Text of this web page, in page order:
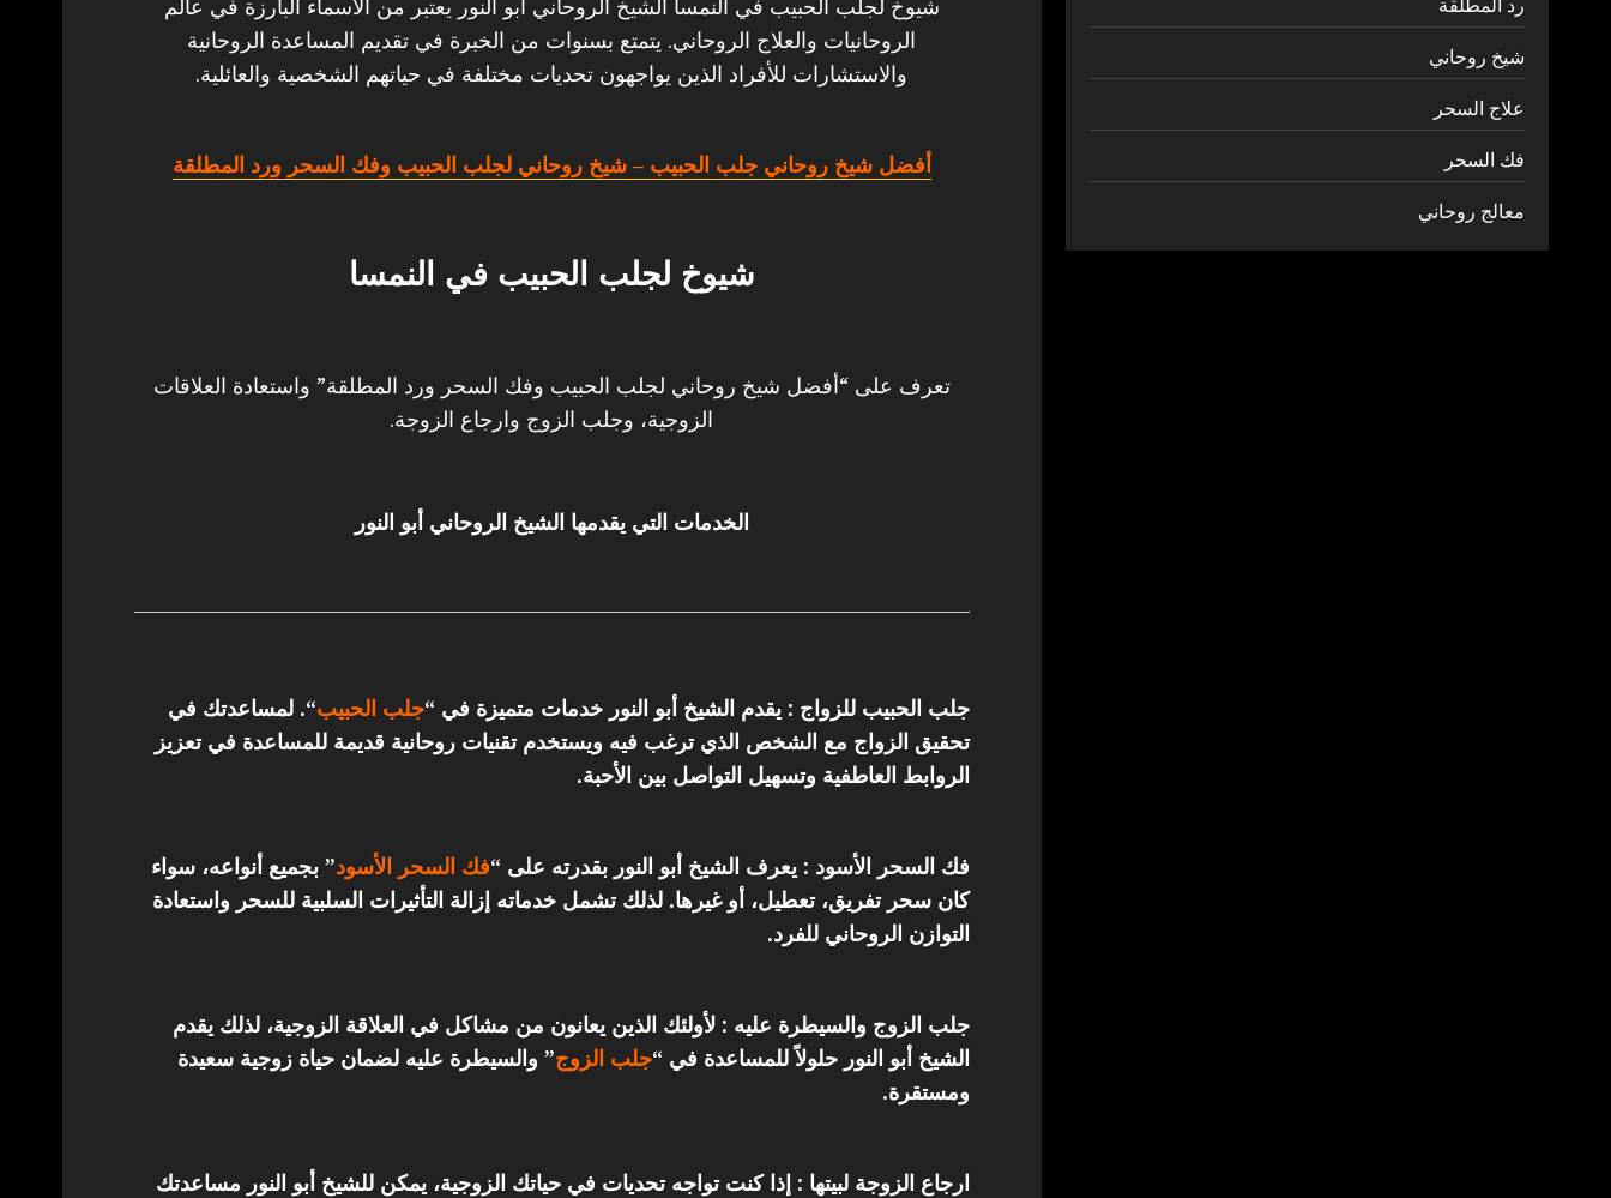
شيوخ لجلب الحبيب في النمسا الشيخ الروحاني أبو النور يعتبر من الأسماء البارزة في عالم
الروحانيات والعلاج الروحاني. يتمتع بسنوات من الخبرة في تقديم المساعدة الروحانية
والاستشارات للأفراد الذين يواجهون تحديات مختلفة في حياتهم الشخصية والعائلية.
أفضل شيخ روحاني جلب الحبيب – شيخ روحاني لجلب الحبيب وفك السحر ورد المطلقة
شيوخ لجلب الحبيب في النمسا
تعرف على “أفضل شيخ روحاني لجلب الحبيب وفك السحر ورد المطلقة” واستعادة العلاقات
الزوجية، وجلب الزوج وارجاع الزوجة.
الخدمات التي يقدمها الشيخ الروحاني أبو النور
جلب الحبيب للزواج : يقدم الشيخ أبو النور خدمات متميزة في “جلب الحبيب“. لمساعدتك في
تحقيق الزواج مع الشخص الذي ترغب فيه ويستخدم تقنيات روحانية قديمة للمساعدة في تعزيز
الروابط العاطفية وتسهيل التواصل بين الأحبة.
فك السحر الأسود : يعرف الشيخ أبو النور بقدرته على “فك السحر الأسود” بجميع أنواعه، سواء
كان سحر تفريق، تعطيل، أو غيرها. لذلك تشمل خدماته إزالة التأثيرات السلبية للسحر واستعادة
التوازن الروحاني للفرد.
جلب الزوج والسيطرة عليه : لأولئك الذين يعانون من مشاكل في العلاقة الزوجية، لذلك يقدم
الشيخ أبو النور حلولاً للمساعدة في “جلب الزوج” والسيطرة عليه لضمان حياة زوجية سعيدة
ومستقرة.
ارجاع الزوجة لبيتها : إذا كنت تواجه تحديات في حياتك الزوجية، يمكن للشيخ أبو النور مساعدتك
شيخ روحاني
علاج السحر
فك السحر
معالج روحاني